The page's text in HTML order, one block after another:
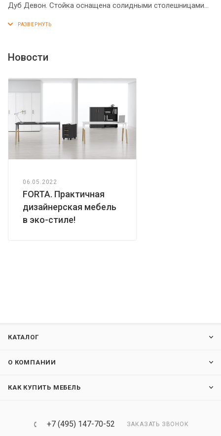
Дуб Девон. Стойка оснащена солидными столешницами
(видимая толщина столешницы – 38 мм). Опоры выполнена
основания. Стойка декорирована накладками в стиле
устойчивость на неровном полу.
Новости
06.05.2022
FORTA. Практичная
дизайнерская мебель
в эко-стиле!
КАТАЛОГ
О КОМПАНИИ
КАК КУПИТЬ МЕБЕЛЬ
+7 (495) 147-70-52 ЗАКАЗАТЬ ЗВОНОК